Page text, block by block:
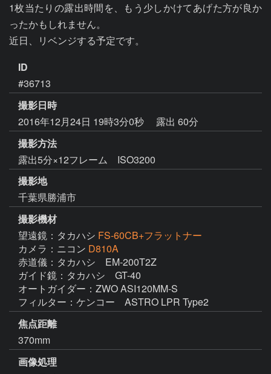
1枚当たりの露出時間を、もう少しかけてあげた方が良か
ったかもしれません。
近日、リベンジする予定です。
ID
#36713
撮影日時
2016年12月24日 19時3分0秒
露出 60分
撮影方法
露出5分×12フレーム ISO3200
撮影地
千葉県勝浦市
撮影機材
望遠鏡：タカハシ FS-60CB+フラットナー
カメラ：ニコン D810A
赤道儀：タカハシ　EM-200T2Z
ガイド鏡：タカハシ　GT-40
オートガイダー：ZWO ASI120MM-S
フィルター：ケンコー　ASTRO LPR Type2
焦点距離
370mm
画像処理